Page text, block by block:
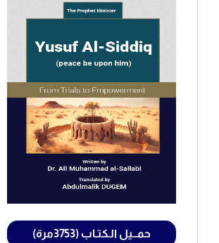
حمــيل الـكتـاب (3753مرة)